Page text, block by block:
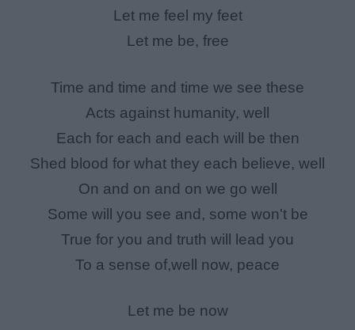
Let me feel my feet
Let me be, free
Time and time and time we see these
Acts against humanity, well
Each for each and each will be then
Shed blood for what they each believe, well
On and on and on we go well
Some will you see and, some won't be
True for you and truth will lead you
To a sense of,well now, peace
Let me be now